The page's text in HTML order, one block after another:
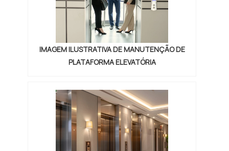
IMAGEM ILUSTRATIVA DE MANUTENÇÃO DE
PLATAFORMA ELEVATÓRIA